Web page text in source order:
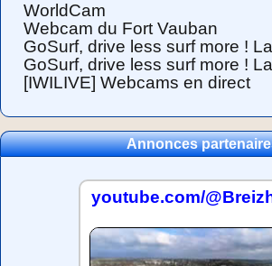
WorldCam
Webcam du Fort Vauban
GoSurf, drive less surf more !
GoSurf, drive less surf more !
[IWILIVE] Webcams en direct
Annonces
youtube.com/